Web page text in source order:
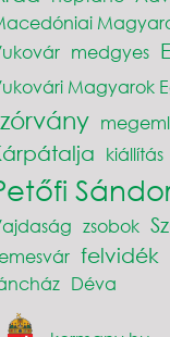
medgyes
Magyarok
kiállítás
zsobok
felvidék
Déva